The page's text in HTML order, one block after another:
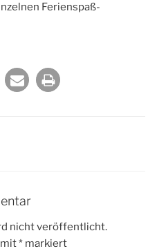
Ferienspaß-
nicht veröffentlicht.
* markiert